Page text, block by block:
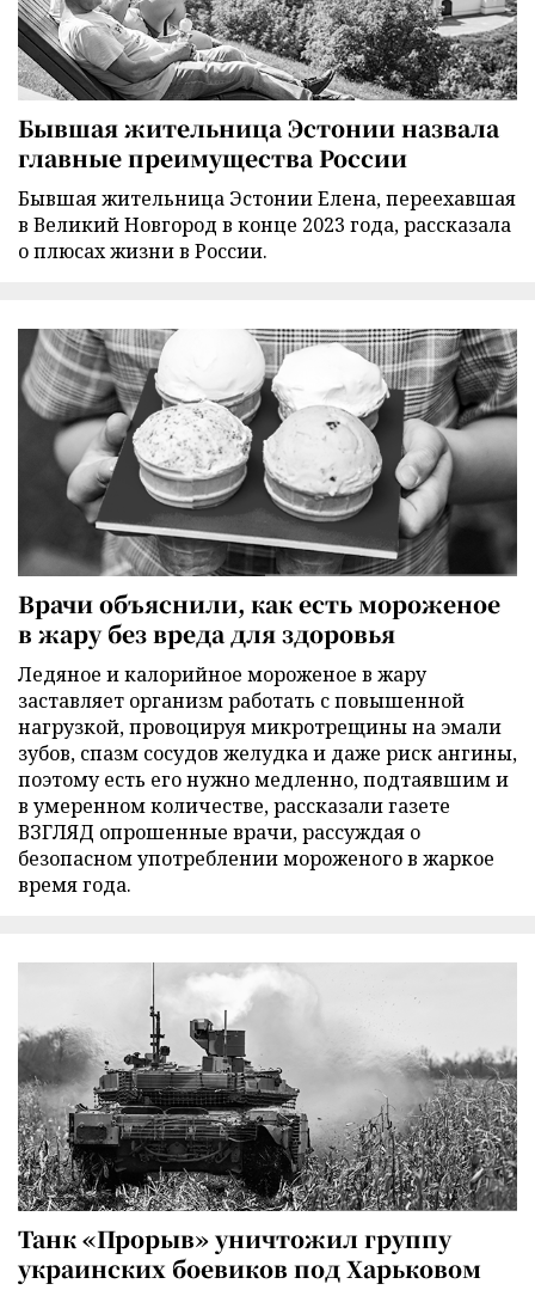
Бывшая жительница Эстонии назвала
главные преимущества России
Бывшая жительница Эстонии Елена, переехавшая
в Великий Новгород в конце 2023 года, рассказала
о плюсах жизни в России.
Врачи объяснили, как есть мороженое
в жару без вреда для здоровья
Ледяное и калорийное мороженое в жару
заставляет организм работать с повышенной
нагрузкой, провоцируя микротрещины на эмали
зубов, спазм сосудов желудка и даже риск ангины,
поэтому есть его нужно медленно, подтаявшим и
в умеренном количестве, рассказали газете
ВЗГЛЯД опрошенные врачи, рассуждая о
безопасном употреблении мороженого в жаркое
время года.
Танк «Прорыв» уничтожил группу
украинских боевиков под Харьковом